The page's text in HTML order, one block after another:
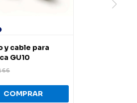
y cable para
GU10
66